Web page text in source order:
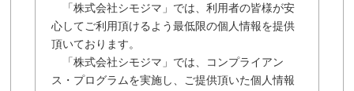
「株式会社シモジマ」では、利用者の皆様が安
心してご利用頂けるよう最低限の個人情報を提供
頂いております。
「株式会社シモジマ」では、コンプライアン
ス・プログラムを実施し、ご提供頂いた個人情報